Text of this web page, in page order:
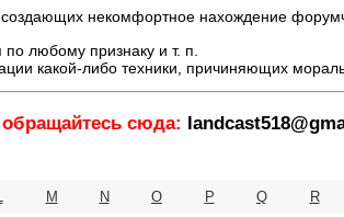
некомфортное нахождение
любому признаку и т. п.
какой-либо техники, причиняющих
сюда:
M N O P Q R